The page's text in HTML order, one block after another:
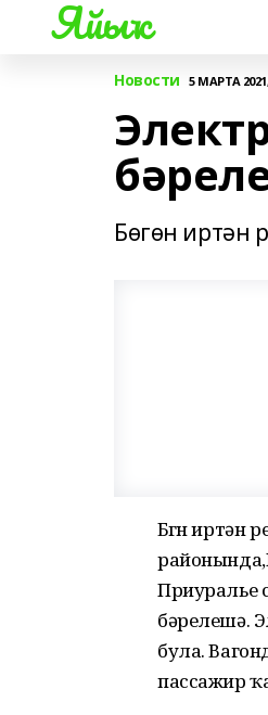
Яйыҡ
Новости 5 МАРТА
Бөгөн иртән
Бөгөн
Приуралье
бәрелешә.
була.
пассажир